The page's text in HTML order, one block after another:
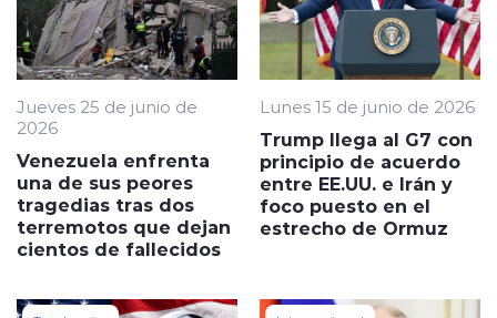
Jueves 25 de junio de
2026
Venezuela enfrenta
una de sus peores
tragedias tras dos
terremotos que dejan
cientos de fallecidos
Lunes 15 de junio de 2026
Trump llega al G7 con
principio de acuerdo
entre EE.UU. e Irán y
foco puesto en el
estrecho de Ormuz